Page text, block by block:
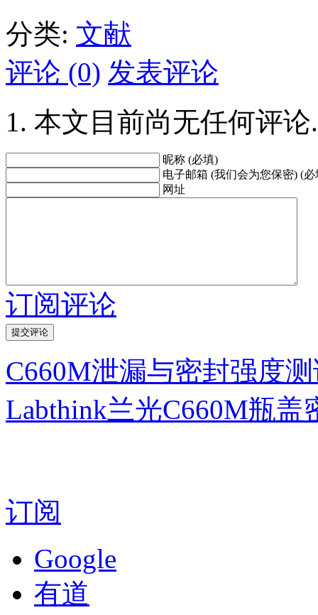
分类: 文献
评论 (0) 发表评论
本文目前尚无任何评论.
昵称 (必填)
电子邮箱 (我们会为您保密) (必
网址
订阅评论
C660M泄漏与密封强度
Labthink兰光C660M瓶
订阅
Google
有道